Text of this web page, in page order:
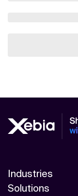
Industries
Solutions